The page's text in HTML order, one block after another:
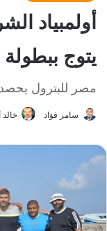
يتوج ببطولة
مصر للبترول يحصد
سامر فؤاد خالد